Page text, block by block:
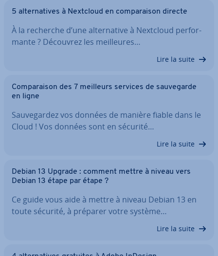
5 al­ter­na­tives à Nextcloud en com­pa­rai­son directe
À la recherche d’une al­ter­na­tive à Nextcloud per­for­
mante ? Découvrez les meil­leures…
Lire la suite
Com­pa­rai­son des 7 meilleurs services de sau­ve­garde
en ligne
Sau­ve­gar­dez vos données de manière fiable dans le
Cloud ! Vos données sont en sécurité…
Lire la suite
Debian 13 Upgrade : comment mettre à niveau vers
Debian 13 étape par étape ?
Ce guide vous aide à mettre à niveau Debian 13 en
toute sécurité, à préparer votre système…
Lire la suite